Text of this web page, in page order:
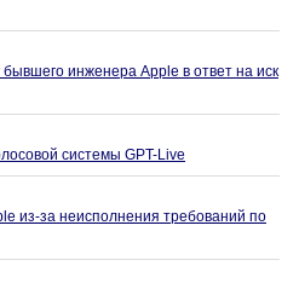
инженера Apple в ответ на иск
системы GPT-Live
из-за неисполнения требований по